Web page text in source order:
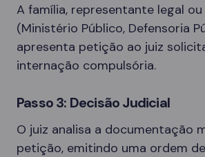
A família, representante legal
(Ministério Público, Defensoria
apresenta petição ao juiz
internação compulsória.
Passo 3: Decisão Judicial
O juiz analisa a documentação
petição, emitindo uma ordem